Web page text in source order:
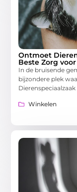
Ontmoet
Beste Zorg
In de bruisende
bijzondere plek
Winkelen